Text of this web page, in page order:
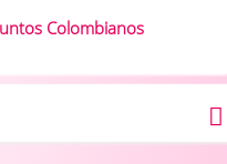
Colombianos